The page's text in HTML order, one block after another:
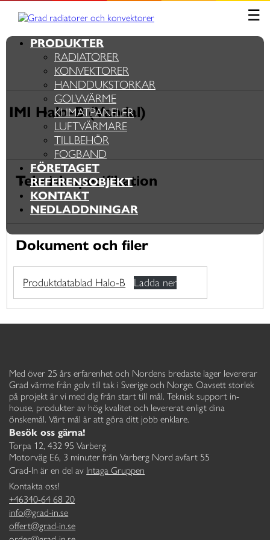
Skip
Grad radiatorer och konvektorer
Värme från golv till tak ☰
PRODUKTER
RADIATORER
KONVEKTORER
HANDDUKSTORKAR
GOLVVÄRME
KLIMATPANELER
LUFTVÄRMARE
TILLBEHÖR
FOGBAND
FÖRETAGET
REFERENSOBJEKT
KONTAKT
NEDLADDNINGAR
IMI Halo-B (Vandal)
Teknisk specifikation
Dokument och filer
Produktdatablad Halo-B Ladda ner
Med över 25 års erfarenhet och Nordens bredaste lager levererar
Grad värme från golv till tak i Sverige och Norge. Oavsett storlek
på projekt är vi med dig från start till mål. Teknisk support in-
house, produkter av hög kvalitet och levererat enligt dina
önskemål. Vårt mål är att göra ditt jobb enklare.
Besök oss gärna!
Torpa 12, 432 95 Varberg
Motorväg E6, 3 minuter från Varberg Nord avfart 55
Grad-In är en del av Intaga Gruppen
Kontakta oss!
+46340-64 68 20
info@grad-in.se
offert@grad-in.se